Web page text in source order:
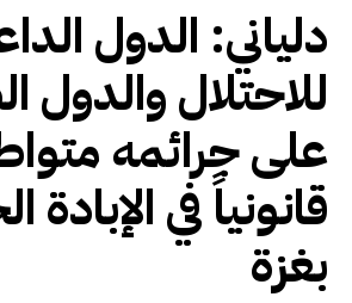
دلياني: الدول
للاحتلال والدول
على جرائمه
قانونياً في الإبادة
بغزة